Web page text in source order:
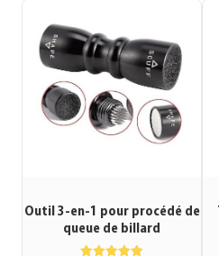
Outil 3-en-1 pour procédé de
queue de billard